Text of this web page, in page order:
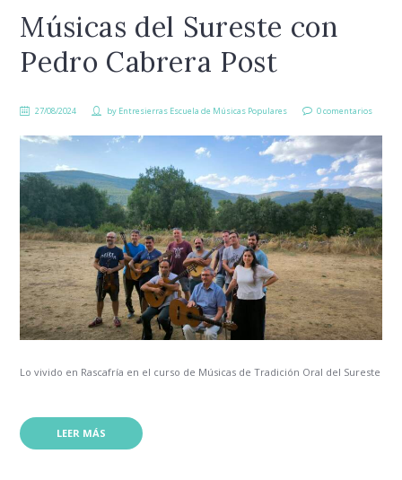
Músicas del Sureste con
Pedro Cabrera Post
27/08/2024 by Entresierras Escuela de Músicas Populares 0 comentarios
Lo vivido en Rascafría en el curso de Músicas de Tradición Oral del Sureste
LEER MÁS